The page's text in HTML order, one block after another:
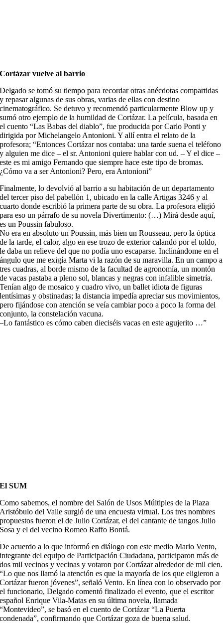
Cortázar vuelve al barrio
Delgado se tomó su tiempo para recordar otras anécdotas compartidas
y repasar algunas de sus obras, varias de ellas con destino
cinematográfico. Se detuvo y recomendó particularmente Blow up y
sumó otro ejemplo de la humildad de Cortázar. La película, basada en
el cuento “Las Babas del diablo”, fue producida por Carlo Ponti y
dirigida por Michelangelo Antonioni. Y allí entra el relato de la
profesora; “Entonces Cortázar nos contaba: una tarde suena el teléfono
y alguien me dice – el sr. Antonioni quiere hablar con ud. – Y el dice –
este es mi amigo Fernando que siempre hace este tipo de bromas.
¿Cómo va a ser Antonioni? Pero, era Antonioni”
Finalmente, lo devolvió al barrio a su habitación de un departamento
del tercer piso del pabellón 1, ubicado en la calle Artigas 3246 y al
cuarto donde escribió la primera parte de su obra. La profesora eligió
para eso un párrafo de su novela Divertimento: (…) Mirá desde aquí,
es un Poussin fabuloso.
No era en absoluto un Poussin, más bien un Rousseau, pero la óptica
de la tarde, el calor, algo en ese trozo de exterior calando por el toldo,
le daba un relieve del que no podía uno escaparse. Inclinándome en el
ángulo que me exigía Marta vi la razón de su maravilla. En un campo a
tres cuadras, al borde mismo de la facultad de agronomía, un montón
de vacas pastaba a pleno sol, blancas y negras con infalible simetría.
Tenían algo de mosaico y cuadro vivo, un ballet idiota de figuras
lentísimas y obstinadas; la distancia impedía apreciar sus movimientos,
pero fijándose con atención se veía cambiar poco a poco la forma del
conjunto, la constelación vacuna.
–Lo fantástico es cómo caben dieciséis vacas en este agujerito …”
El SUM
Como sabemos, el nombre del Salón de Usos Múltiples de la Plaza
Aristóbulo del Valle surgió de una encuesta virtual. Los tres nombres
propuestos fueron el de Julio Cortázar, el del cantante de tangos Julio
Sosa y el del vecino Romeo Raffo Bontá.
De acuerdo a lo que informó en diálogo con este medio Mario Vento,
integrante del equipo de Participación Ciudadana, participaron más de
dos mil vecinos y vecinas y votaron por Cortázar alrededor de mil cien.
“Lo que nos llamó la atención es que la mayoría de los que eligieron a
Cortázar fueron jóvenes”, señaló Vento. En línea con lo observado por
el funcionario, Delgado comentó finalizado el evento, que el escritor
español Enrique Vila-Matas en su última novela, llamada
“Montevideo”, se basó en el cuento de Cortázar “La Puerta
condenada”, confirmando que Cortázar goza de buena salud.